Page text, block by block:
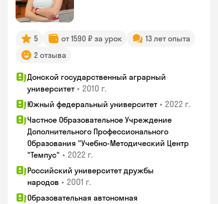
5 от 1590 ₽ за урок
13 лет опыта
2 отзыва
Донской государственный аграрный
университет • 2010 г.
Южный федеральный университет • 2022 г.
Частное Образовательное Учреждение
Дополнительного Профессионального
Образования "Учебно-Методический Центр
"Темпус" • 2022 г.
Российский университет дружбы
народов • 2001 г.
Образовательная автономная